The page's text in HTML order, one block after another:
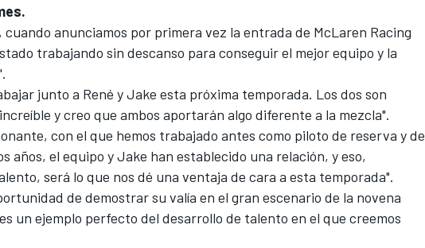
cuando anunciamos por primera vez la entrada de McLaren Racing
trabajando sin descanso para conseguir el mejor equipo y la
junto a René y Jake esta próxima temporada. Los dos son
y creo que ambos aportarán algo diferente a la mezcla".
con el que hemos trabajado antes como piloto de reserva y de
años, el equipo y Jake han establecido una relación, y eso,
será lo que nos dé una ventaja de cara a esta temporada".
de demostrar su valía en el gran escenario de la novena
un ejemplo perfecto del desarrollo de talento en el que creemos